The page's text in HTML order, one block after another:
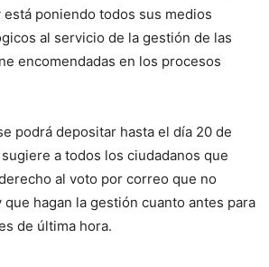
poniendo todos sus medios
al servicio de la gestión de las
encomendadas en los procesos
podrá depositar hasta el día 20 de
a todos los ciudadanos que
al voto por correo que no
hagan la gestión cuanto antes para
de última hora.